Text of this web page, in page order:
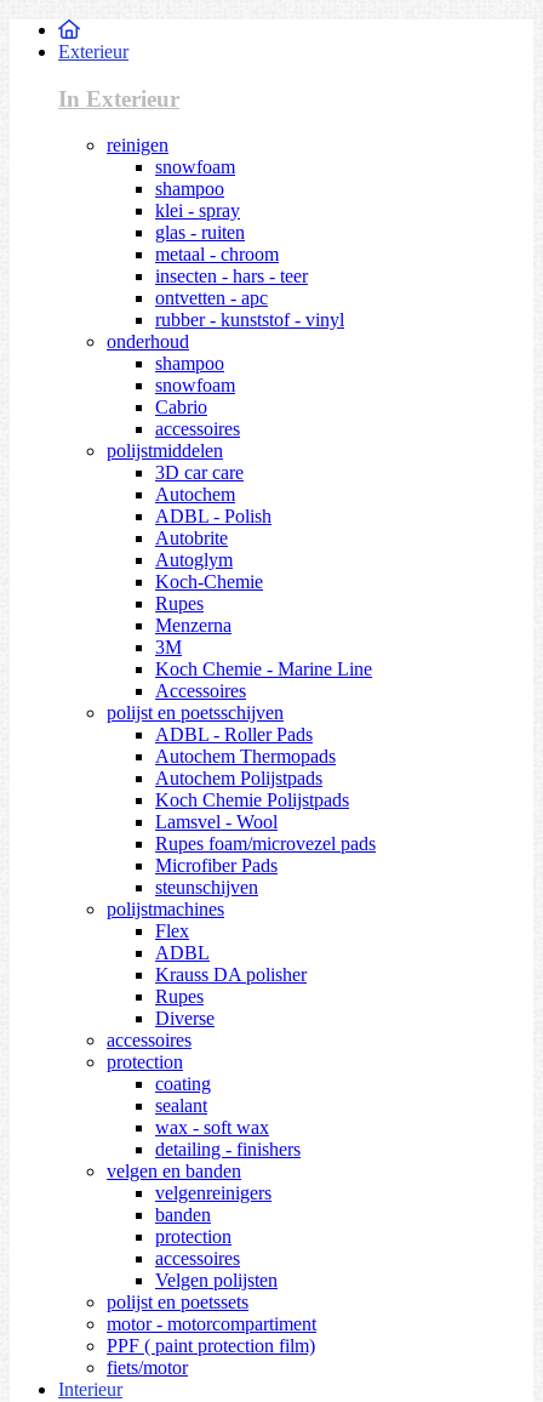
Exterieur
In Exterieur
reinigen
snowfoam
shampoo
klei - spray
glas - ruiten
metaal - chroom
insecten - hars - teer
ontvetten - apc
rubber - kunststof - vinyl
onderhoud
shampoo
snowfoam
Cabrio
accessoires
polijstmiddelen
3D car care
Autochem
ADBL - Polish
Autobrite
Autoglym
Koch-Chemie
Rupes
Menzerna
3M
Koch Chemie - Marine Line
Accessoires
polijst en poetsschijven
ADBL - Roller Pads
Autochem Thermopads
Autochem Polijstpads
Koch Chemie Polijstpads
Lamsvel - Wool
Rupes foam/microvezel pads
Microfiber Pads
steunschijven
polijstmachines
Flex
ADBL
Krauss DA polisher
Rupes
Diverse
accessoires
protection
coating
sealant
wax - soft wax
detailing - finishers
velgen en banden
velgenreinigers
banden
protection
accessoires
Velgen polijsten
polijst en poetssets
motor - motorcompartiment
PPF ( paint protection film)
fiets/motor
Interieur